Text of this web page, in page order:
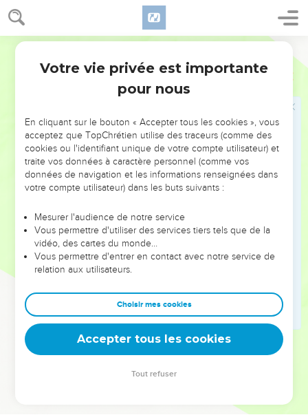
Romains 4
ὡς ὄντα·
ὃς παρ’ ἐλπίδα ἐπ’ ἐλπίδι ἐπίστευσεν εἰς τὸ
γενέσθαι αὐτὸν πατέρα πολλῶν ἐθνῶν κατὰ τὸ
εἰρημένον· Οὕτως ἔσται τὸ σπέρμα σου·
καὶ μὴ ἀσθενήσας τῇ πίστει κατενόησεν τὸ ἑαυτοῦ
καὶ τὴν νέκρωσιν τῆς μήτρας Σάρρας,
εἰς δὲ τὴν ἐπαγγελίαν τοῦ θεοῦ οὐ διεκρίθη τῇ
ἀπιστίᾳ ἀλλὰ ἐνεδυναμώθη τῇ πίστει, δοὺς δόξαν τῷ
θεῷ
καὶ πληροφορηθεὶς ὅτι ὃ ἐπήγγελται δυνατός ἐστιν
διὸ ἐλογίσθη αὐτῷ εἰς δικαιοσύνην.
Οὐκ ἐγράφη δὲ δι’ αὐτὸν μόνον ὅτι ἐλογίσθη αὐτῷ,
ἀλλὰ καὶ δι’ ἡμᾶς οἷς μέλλει λογίζεσθαι, τοῖς
ἡμῶν ἐκ νεκρῶν,
ὃς παρεδόθη διὰ τὰ παραπτώματα ἡμῶν καὶ
ἠγέρθη διὰ τὴν δικαίωσιν ἡμῶν.
Hébreu : © Westminster Leningrad Codex - tanach.us --- Grec : © 2010 by the
Votre vie privée est importante
pour nous
En cliquant sur le bouton « Accepter tous les cookies », vous
acceptez que TopChrétien utilise des traceurs (comme des
cookies ou l'identifiant unique de votre compte utilisateur) et
traite vos données à caractère personnel (comme vos
données de navigation et les informations renseignées dans
votre compte utilisateur) dans les buts suivants :
Mesurer l'audience de notre service
Vous permettre d'utiliser des services tiers tels que de la
vidéo, des cartes du monde…
Vous permettre d'entrer en contact avec notre service de
relation aux utilisateurs.
Choisir mes cookies
Accepter tous les cookies
Tout refuser